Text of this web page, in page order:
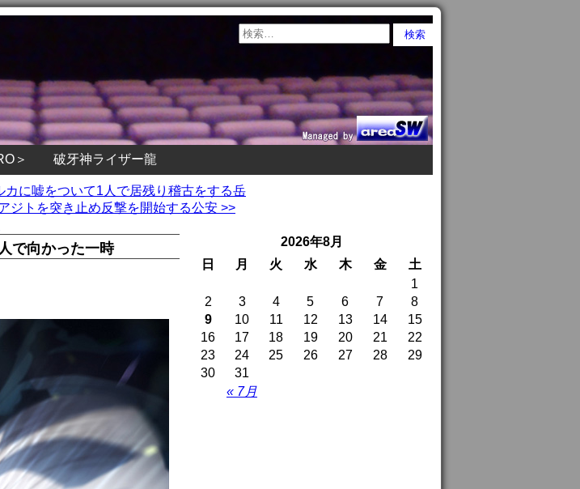
＞ 破牙神ライザー龍
に嘘をついて1人で居残り稽古をする岳
ジトを突き止め反撃を開始する公安 >>
で向かった一時
2026年8月
日
月 火 水 木 金 土
« 7月
1
2
3 4 5 6 7
8
9
10 11 12 13 14
15
16
17 18 19 20 21
22
23
24 25 26 27 28
29
30
31